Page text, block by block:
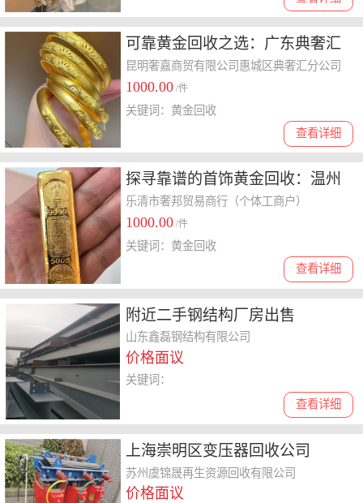
可靠黄金回收之选：广东典奢汇
奢侈品
昆明奢嘉商贸有限公司惠城区典奢汇分公司
1000.00 /件
查看详细
关键词：黄金回收
探寻靠谱的首饰黄金回收：温州
奢邦奢侈品
乐清市奢邦贸易商行（个体工商户）
1000.00 /件
查看详细
关键词：黄金回收
附近二手钢结构厂房​出售
山东鑫磊钢结构有限公司
价格面议
查看详细
关键词：
上海崇明区变压器回收公司
苏州虞锦晟再生资源回收有限公司
价格面议